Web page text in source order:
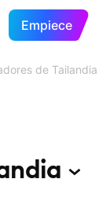
Empiece
de Tailandia